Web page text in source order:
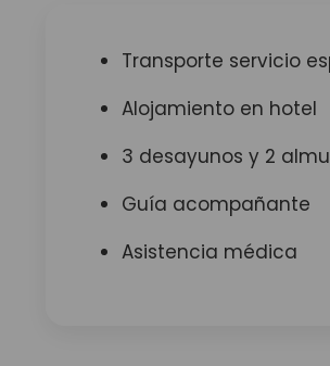
Transporte servicio
Alojamiento en hotel
3 desayunos y 2
Guía acompañante
Asistencia médica